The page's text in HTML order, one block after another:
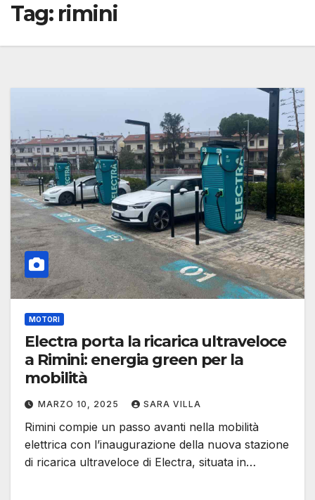
Tag: rimini
MOTORI
Electra porta la ricarica ultraveloce
a Rimini: energia green per la
mobilità
MARZO 10, 2025 SARA VILLA
Rimini compie un passo avanti nella mobilità
elettrica con l’inaugurazione della nuova stazione
di ricarica ultraveloce di Electra, situata in…